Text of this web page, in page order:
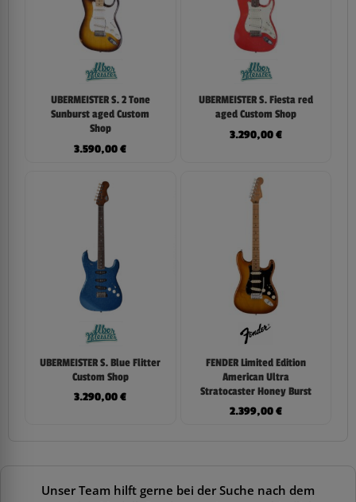
UBERMEISTER S. 2 Tone
Sunburst aged Custom
Shop
3.590,00€
UBERMEISTER S. Fiesta red
aged Custom Shop
3.290,00€
UBERMEISTER S. Blue Flitter
Custom Shop
3.290,00€
FENDER Limited Edition
American Ultra
Stratocaster Honey Burst
2.399,00€
Unser Team hilft gerne bei der Suche nach dem